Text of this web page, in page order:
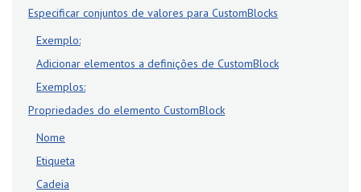
Especificar conjuntos de valores para CustomBlocks
Exemplo:
Adicionar elementos a definições de CustomBlock
Exemplos:
Propriedades do elemento CustomBlock
Nome
Etiqueta
Cadeia